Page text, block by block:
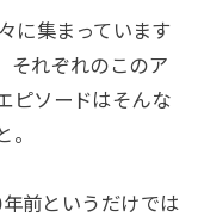
に集まっています
それぞれのこのア
ピソードはそんな
。
前というだけでは